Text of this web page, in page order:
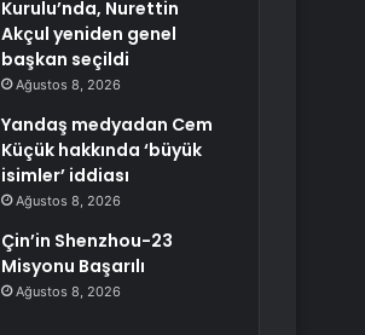
Kurulu’nda, Nurettin
Akçul yeniden genel
başkan seçildi
Ağustos 8, 2026
Yandaş medyadan Cem
Küçük hakkında ‘büyük
isimler’ iddiası
Ağustos 8, 2026
Çin’in Shenzhou-23
Misyonu Başarılı
Ağustos 8, 2026